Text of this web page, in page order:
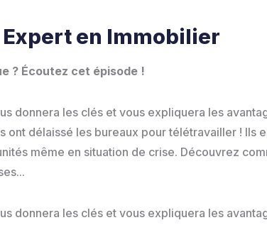
Expert en Immobilier
? Écoutez cet épisode !
donnera les clés et vous expliquera les
délaissé les bureaux pour télétravailler ! Ils
même en situation de crise. Découvrez
donnera les clés et vous expliquera les